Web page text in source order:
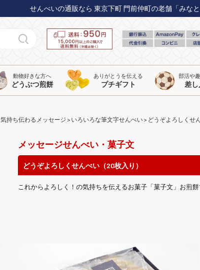
せんべいの通販なら 東京下町 門前仲町の老舗「みなと
動物好きな方へ
どうぶつ煎餅
ありがとうを伝える
プチギフト
部活や
差
気持ち伝わるメッセージ いろいろな筆文字せんべい どうぞよろしくせ
メッセージせんべい・菓子文
どうぞよろしくせんべい（20枚入り）
これからよろしく！の気持ちを伝えるお菓子「菓子文」お煎餅